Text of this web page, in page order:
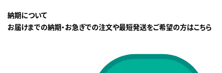
納期について
お届けまでの納期・お急ぎでの注文や最短発送をご希望の方はこちら